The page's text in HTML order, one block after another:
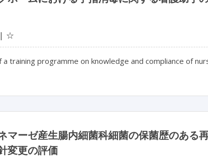
☆
a training programme on knowledge and compliance of
マーゼ産生腸内細菌科細菌の保菌歴のある
変更の評価